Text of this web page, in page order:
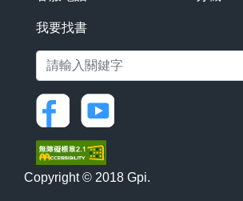
我要找書
Copyright © 2018 Gpi.